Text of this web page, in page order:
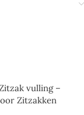
vulling –
Zitzakken